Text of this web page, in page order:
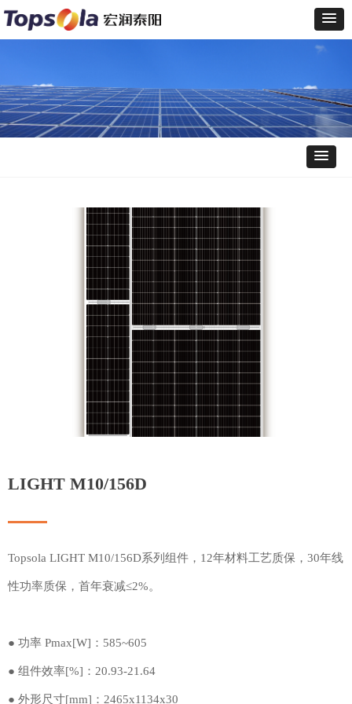
LIGHT M10/156D
Topsola LIGHT M10/156D系列组件，12年材料工艺质保，30年线
性功率质保，首年衰减≤2%。
● 功率 Pmax[W]：585~605
● 组件效率[%]：20.93-21.64
● 外形尺寸[mm]：2465x1134x30